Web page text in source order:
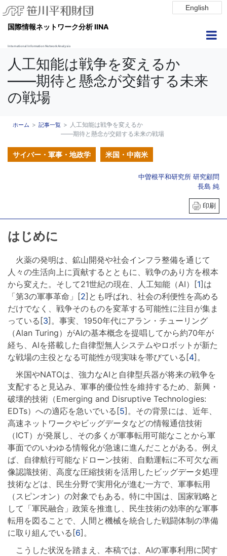
English
国際情報ネットワーク分析 IINA
International Information Network Analysis
人工知能は戦争を変えるか
――期待と懸念が交錯する未来
の戦場
ホーム 記事一覧
人工知能は戦争を変えるか
――期待と懸念が交錯する未来の戦場
サイバー・軍事・地政学 米国・中南米
中曽根平和研究所 研究顧問
長島 純
印刷
はじめに
火薬の発明は、鉱山開発や社会インフラ整備を通じて
人々の生活向上に貢献するとともに、戦争のあり方を根本
から変えた。そして21世紀の現在、人工知能（AI）[1]は
「第3の軍事革命」[2]とも呼ばれ、社会の利便性を高める
だけでなく、戦争そのものを変革する可能性に注目が集ま
っている[3]。事実、1950年代にアラン・チューリング
（Alan Turing）がAIの基本概念を提唱してから約70年が
経ち、AIを搭載した自律型無人システムやロボットが新た
な戦場の主役となる可能性が現実味を帯びている[4]。
米国やNATOは、強力なAIと自律型兵器が将来の戦争を
支配すると見込み、軍事的優位性を維持するため、新興・
破壊的技術（Emerging and Disruptive Technologies:
EDTs）への適応を急いでいる[5]。その背景には、近年、
高速ネットワークやビッグデータなどの情報通信技術
（ICT）が発展し、その多くが軍事転用可能なことから軍
事面でのいわゆる情報化が急速に進んだことがある。例え
ば、自律航行可能なドローン技術、自動運転に不可欠な画
像認識技術、高度な圧縮技術を活用したビッグデータ処理
技術などは、民生分野で実用化が進む一方で、軍事転用
（スピンオン）の対象でもある。特に中国は、国家戦略と
して「軍民融合」政策を推進し、民生技術の効率的な軍事
転用を図ることで、人間と機械を統合した戦闘体制の準備
に取り組んでいる[6]。
こうした状況を踏まえ、本稿では、AIの軍事利用に関す